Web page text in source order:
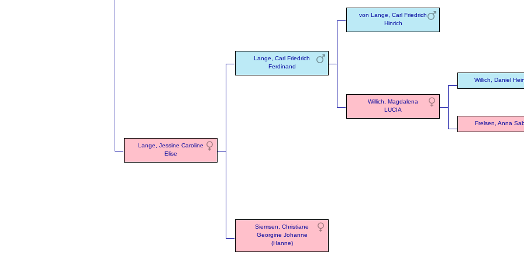
Lange, Jessine Caroline
Elise
Lange, Carl Friedrich
Ferdinand
von Lange, Carl Friedrich
Hinrich
Willich, Magdalena
LUCIA
Willich, Daniel
Frelsen, Anna
Siemsen, Christiane
Georgine Johanne
(Hanne)